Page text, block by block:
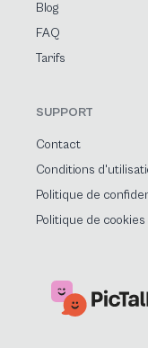
Blog
FAQ
Tarifs
SUPPORT
Contact
Conditions
Politique de
Politique de cookies